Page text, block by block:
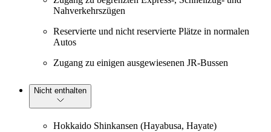
Nahverkehrszügen
Reservierte und nicht reservierte Plätze in normalen
Autos
Zugang zu einigen ausgewiesenen JR-Bussen
Nicht enthalten
Hokkaido Shinkansen (Hayabusa, Hayate)